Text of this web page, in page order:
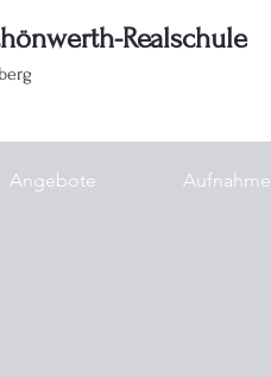
Realschule
Angebote Aufnahme